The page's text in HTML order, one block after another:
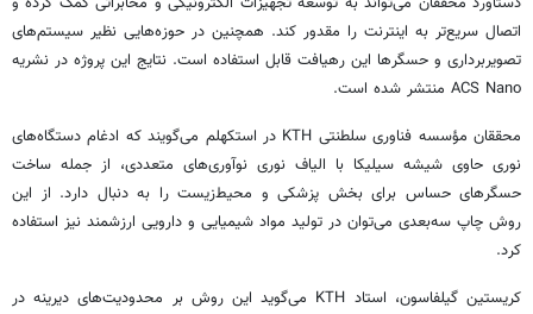
اتصال سریع‌تر به اینترنت را مقدور کند. همچنین در حوزه‌هایی نظیر سیستم‌های
تصویربرداری و حسگرها این رهیافت قابل استفاده است. نتایج این پروژه در نشریه
ACS Nano منتشر شده است.
محققان مؤسسه فناوری سلطنتی KTH در استکهلم می‌گویند که ادغام دستگاه‌های
نوری حاوی شیشه سیلیکا با الیاف نوری نوآوری‌های متعددی، از جمله ساخت
حسگرهای حساس‌ برای بخش پزشکی و محیط‌زیست را به دنبال دارد. از این
روش چاپ سه‌بعدی می‌توان در تولید مواد شیمیایی و دارویی ارزشمند نیز استفاده
کرد.
کریستین گیلفاسون، استاد KTH می‌گوید این روش بر محدودیت‌های دیرینه در